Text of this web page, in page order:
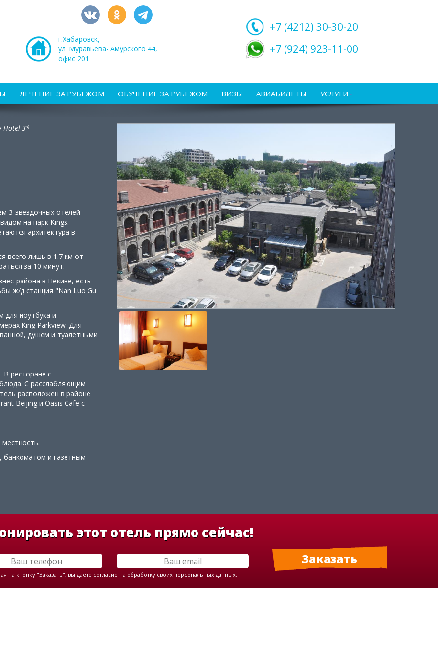
г.Хабаровск,
ул. Муравьева- Амурского 44,
офис 201
+7 (4212) 30-30-20
+7 (924) 923-11-00
ЛЕЧЕНИЕ ЗА РУБЕЖОМ ОБУЧЕНИЕ ЗА РУБЕЖОМ ВИЗЫ АВИАБИЛЕТЫ УСЛУГИ
Hotel 3*
3-звездочных отелей
на парк Kings.
архитектура в
всего лишь в 1.7 км от
за 10 минут.
района в Пекине, есть
ж/д станция "Nan Luo Gu
для ноутбука и
King Parkview. Для
душем и туалетными
В ресторане с
С расслабляющим
расположен в районе
Beijing и Oasis Cafe с
банкоматом и газетным
этот отель прямо сейчас!
на кнопку "Заказать", вы даете согласие на обработку своих персональных данных.